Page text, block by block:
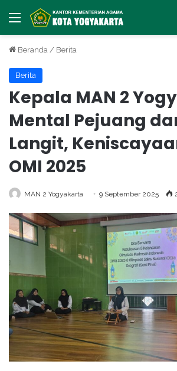
Menu
Beranda / Berita
Berita
Kepala MAN 2
Mental Pejuang
Langit,
OMI 2025
MAN 2 Yogyakarta 9 September 2025